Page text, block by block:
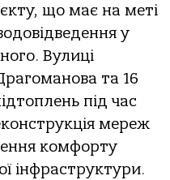
що має на меті
у
Вулиці
та 16
під час
мереж
комфорту
інфраструктури.